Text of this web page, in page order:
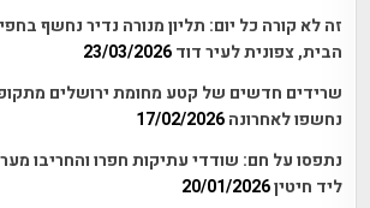
זה לא קורה כל יום: תליון מנורה נדיר נחשף
הבית, צפונית לעיר דוד 23/03/2026
שרידים חדשים של קטע מחומת ירושלים
נחשפו לאחרונה 17/02/2026
נתפסו על חם: שודדי עתיקות חפרו והחריבו
ליד חיטין20/01/2026